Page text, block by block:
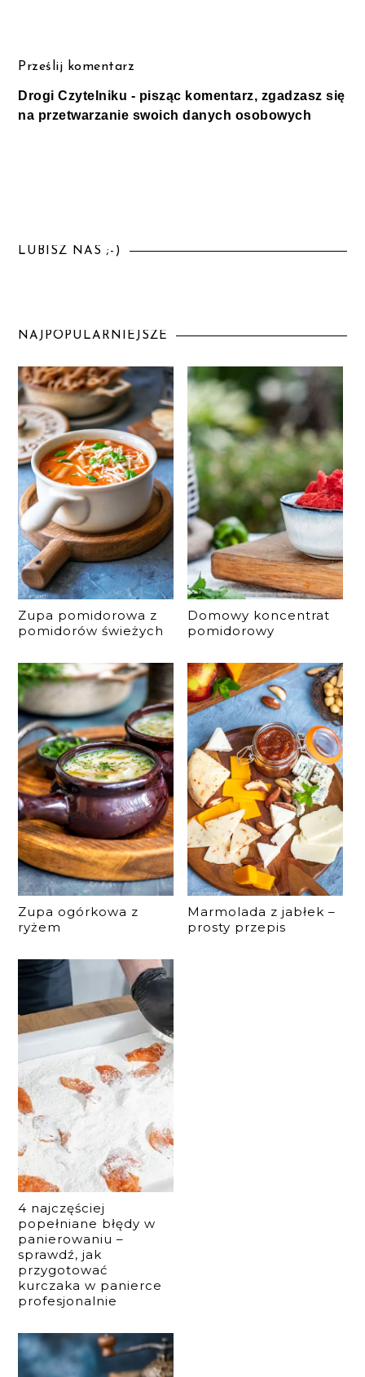
Prześlij komentarz
Drogi Czytelniku - pisząc komentarz, zgadzasz się
na przetwarzanie swoich danych osobowych
LUBISZ NAS ;-)
NAJPOPULARNIEJSZE
Zupa pomidorowa z
pomidorów świeżych
Domowy koncentrat
pomidorowy
Zupa ogórkowa z
ryżem
Marmolada z jabłek –
prosty przepis
4 najczęściej
popełniane błędy w
panierowaniu –
sprawdź, jak
przygotować
kurczaka w panierce
profesjonalnie